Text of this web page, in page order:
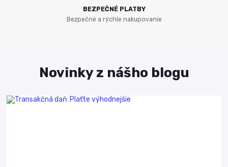
BEZPEČNÉ PLATBY
Bezpečné a rýchle nakupovanie
Novinky z nášho blogu